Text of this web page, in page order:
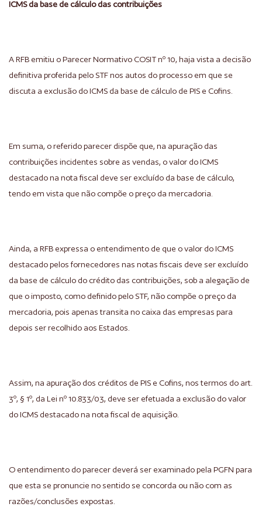
ICMS da base de cálculo das contribuições
A RFB emitiu o Parecer Normativo COSIT nº 10, haja vista a decisão
definitiva proferida pelo STF nos autos do processo em que se
discuta a exclusão do ICMS da base de cálculo de PIS e Cofins.
Em suma, o referido parecer dispõe que, na apuração das
contribuições incidentes sobre as vendas, o valor do ICMS
destacado na nota fiscal deve ser excluído da base de cálculo,
tendo em vista que não compõe o preço da mercadoria.
Ainda, a RFB expressa o entendimento de que o valor do ICMS
destacado pelos fornecedores nas notas fiscais deve ser excluído
da base de cálculo do crédito das contribuições, sob a alegação de
que o imposto, como definido pelo STF, não compõe o preço da
mercadoria, pois apenas transita no caixa das empresas para
depois ser recolhido aos Estados.
Assim, na apuração dos créditos de PIS e Cofins, nos termos do art.
3º, § 1º, da Lei nº 10.833/03, deve ser efetuada a exclusão do valor
do ICMS destacado na nota fiscal de aquisição.
O entendimento do parecer deverá ser examinado pela PGFN para
que esta se pronuncie no sentido se concorda ou não com as
razões/conclusões expostas.